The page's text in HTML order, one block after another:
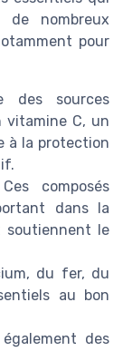
nombreux
pour
des sources
vitamine C, un
à la protection
composés
dans la
soutiennent le
du fer, du
au bon
des